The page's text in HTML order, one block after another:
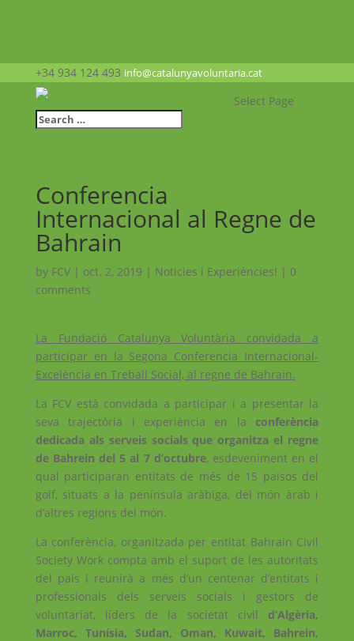
+34 934 124 493 info@catalunyavoluntaria.cat
Select Page
Conferencia
Internacional al Regne de
Bahrain
by FCV| oct. 2, 2019 | Noticies i Experiències! | 0
comments
La Fundació Catalunya Voluntària convidada a
participar en la Segona Conferencia Internacional-
Excelència en Treball Social, al regne de Bahrain.
La FCV està convidada a participar i a presentar la
seva trajectòria i experiència en la conferència
dedicada als serveis socials que organitza el regne
de Bahrein del 5 al 7 d’octubre, esdeveniment en el
qual participaran entitats de més de 15 països del
golf, situats a la península aràbiga, del món àrab i
d’altres regions del món.
La conferència, organitzada per entitat Bahrain Civil
Society Work compta amb el suport de les autoritats
del país i reunirà a més d’un centenar d’entitats i
professionals dels serveis socials i gestors de
voluntariat, líders de la societat civil d’Algèria,
Marroc, Tunísia, Sudan, Oman, Kuwait, Bahrein,